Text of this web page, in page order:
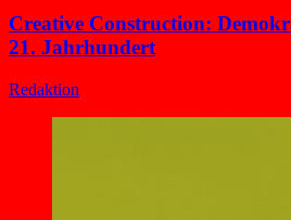
Creative Construction:
21. Jahrhundert
Redaktion